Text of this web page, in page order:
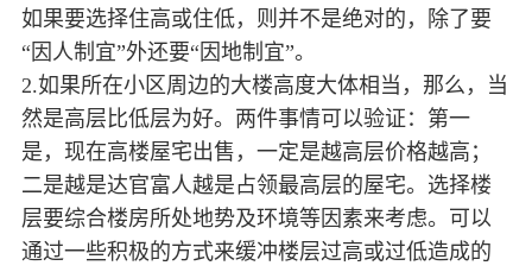
如果要选择住高或住低，则并不是绝对的，除了要
“因人制宜”外还要“因地制宜”。
2.如果所在小区周边的大楼高度大体相当，那么，当
然是高层比低层为好。两件事情可以验证：第一
是，现在高楼屋宅出售，一定是越高层价格越高；
二是越是达官富人越是占领最高层的屋宅。选择楼
层要综合楼房所处地势及环境等因素来考虑。可以
通过一些积极的方式来缓冲楼层过高或过低造成的